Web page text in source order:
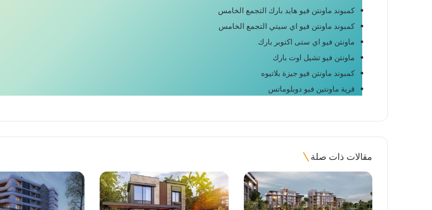
كمبوند ماونتن فيو هايد بارك التجمع الخامس
كمبوند ماونتن فيو اي سيتي التجمع الخامس
ماونتن فيو اي ستى اكتوبر بارك
ماونتن فيو تشيل اوت بارك
كمبوند ماونتن فيو جيزة بلاتيوه
قرية ماونتين فيو دوبلوماتس
مقالات ذات صلة